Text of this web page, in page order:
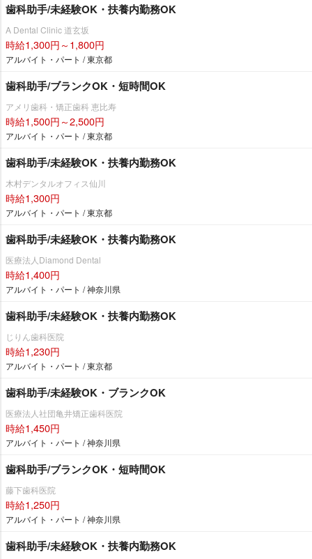
歯科助手/未経験OK・扶養内勤務OK
A Dental Clinic 道玄坂
時給1,300円～1,800円
アルバイト・パート / 東京都
歯科助手/ブランクOK・短時間OK
アメリ歯科・矯正歯科 恵比寿
時給1,500円～2,500円
アルバイト・パート / 東京都
歯科助手/未経験OK・扶養内勤務OK
木村デンタルオフィス仙川
時給1,300円
アルバイト・パート / 東京都
歯科助手/未経験OK・扶養内勤務OK
医療法人Diamond Dental
時給1,400円
アルバイト・パート / 神奈川県
歯科助手/未経験OK・扶養内勤務OK
じりん歯科医院
時給1,230円
アルバイト・パート / 東京都
歯科助手/未経験OK・ブランクOK
医療法人社団亀井矯正歯科医院
時給1,450円
アルバイト・パート / 神奈川県
歯科助手/ブランクOK・短時間OK
藤下歯科医院
時給1,250円
アルバイト・パート / 神奈川県
歯科助手/未経験OK・扶養内勤務OK